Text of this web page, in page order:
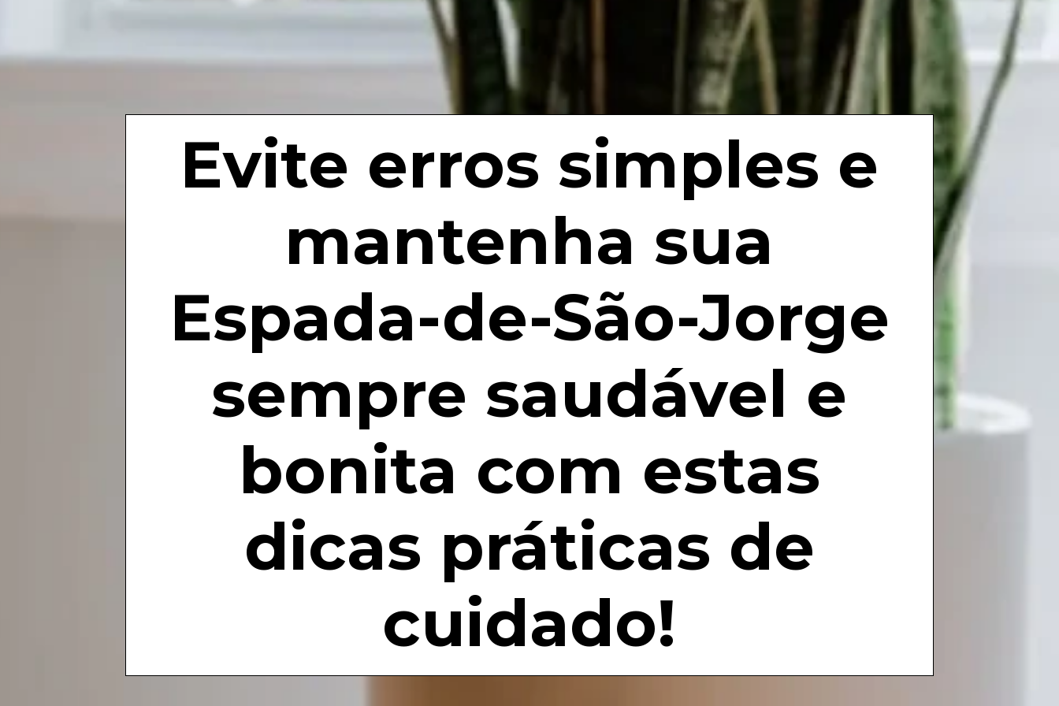
Evite erros simples e
mantenha sua
Espada-de-São-Jorge
sempre saudável e
bonita com estas
dicas práticas de
cuidado!